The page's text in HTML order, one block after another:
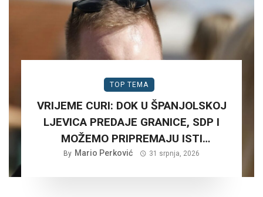
TOP TEMA
VRIJEME CURI: DOK U ŠPANJOLSKOJ
LJEVICA PREDAJE GRANICE, SDP I
MOŽEMO PRIPREMAJU ISTI
SCENARIJ ZA HRVATSKU….
By Mario Perković 31 srpnja, 2026